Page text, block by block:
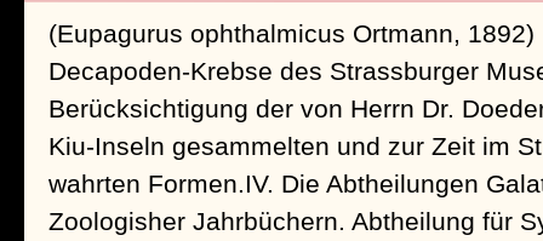
(Eupagurus ophthalmicus Ortmann,
Decapoden-Krebse des Strassburger
Berücksichtigung der von Herrn Dr.
Kiu-Inseln gesammelten und zur Zeit im
wahrten Formen.IV. Die Abtheilungen
Zoologisher Jahrbüchern. Abtheilung für